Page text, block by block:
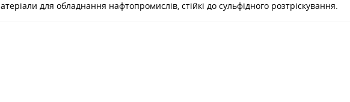
для обладнання нафтопромислів, стійкі до сульфідного розтріскування.